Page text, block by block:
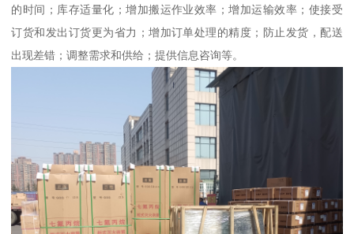
的时间；库存适量化；增加搬运作业效率；增加运输效率；使接受
订货和发出订货更为省力；增加订单处理的精度；防止发货，配送
出现差错；调整需求和供给；提供信息咨询等。